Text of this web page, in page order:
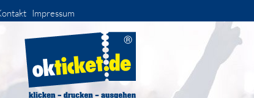
Impressum